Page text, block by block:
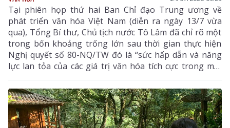
Tại phiên họp thứ hai Ban Chỉ đạo Trung ương về
phát triển văn hóa Việt Nam (diễn ra ngày 13/7 vừa
qua), Tổng Bí thư, Chủ tịch nước Tô Lâm đã chỉ rõ một
trong bốn khoảng trống lớn sau thời gian thực hiện
Nghị quyết số 80-NQ/TW đó là “sức hấp dẫn và năng
lực lan tỏa của các giá trị văn hóa tích cực trong môi
trường số chưa theo kịp tốc độ phát triển của các nền
tảng và nội dung số”. Đây là điểm nghẽn đang cản trở
quá trình chuyển hóa văn hóa thành nguồn lực nội
sinh, sức mạnh mềm và động lực phát triển đất nước.